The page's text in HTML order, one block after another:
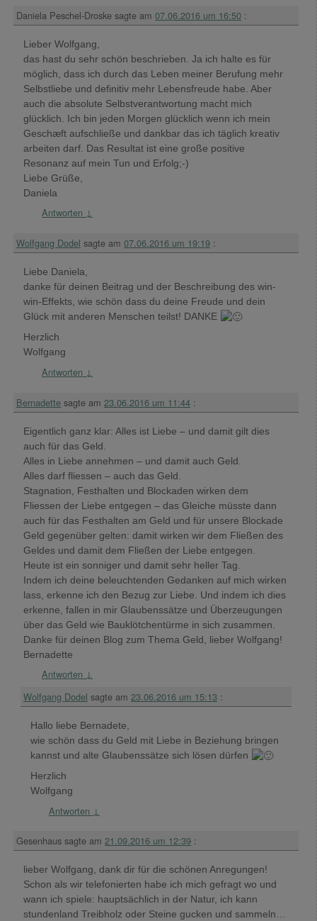
Daniela Peschel-Droske sagte am 07.06.2016 um 16:50 :
Lieber Wolfgang,
das hast du sehr schön beschrieben. Ja ich halte es für
möglich, dass ich durch das Leben meiner Berufung mehr
Selbstliebe und definitiv mehr Lebensfreude habe. Aber
auch die absolute Selbstverantwortung macht mich
glücklich. Ich bin jeden Morgen glücklich wenn ich mein
Geschæft aufschließe und dankbar das ich täglich kreativ
arbeiten darf. Das Resultat ist eine große positive
Resonanz auf mein Tun und Erfolg;-)
Liebe Grüße,
Daniela
Antworten ↓
Wolfgang Dodel sagte am 07.06.2016 um 19:19 :
Liebe Daniela,
danke für deinen Beitrag und der Beschreibung des win-
win-Effekts, wie schön dass du deine Freude und dein
Glück mit anderen Menschen teilst! DANKE
Herzlich
Wolfgang
Antworten ↓
Bernadette sagte am 23.06.2016 um 11:44 :
Eigentlich ganz klar: Alles ist Liebe – und damit gilt dies
auch für das Geld.
Alles in Liebe annehmen – und damit auch Geld.
Alles darf fliessen – auch das Geld.
Stagnation, Festhalten und Blockaden wirken dem
Fliessen der Liebe entgegen – das Gleiche müsste dann
auch für das Festhalten am Geld und für unsere Blockade
Geld gegenüber gelten: damit wirken wir dem Fließen des
Geldes und damit dem Fließen der Liebe entgegen.
Heute ist ein sonniger und damit sehr heller Tag.
Indem ich deine beleuchtenden Gedanken auf mich wirken
lass, erkenne ich den Bezug zur Liebe. Und indem ich dies
erkenne, fallen in mir Glaubenssätze und Überzeugungen
über das Geld wie Bauklötchentürme in sich zusammen.
Danke für deinen Blog zum Thema Geld, lieber Wolfgang!
Bernadette
Antworten ↓
Wolfgang Dodel sagte am 23.06.2016 um 15:13 :
Hallo liebe Bernadete,
wie schön dass du Geld mit Liebe in Beziehung bringen
kannst und alte Glaubenssätze sich lösen dürfen
Herzlich
Wolfgang
Antworten ↓
Gesenhaus sagte am 21.09.2016 um 12:39 :
lieber Wolfgang, dank dir für die schönen Anregungen!
Schon als wir telefonierten habe ich mich gefragt wo und
wann ich spiele: hauptsächlich in der Natur, ich kann
stundenland Treibholz oder Steine gucken und sammeln…